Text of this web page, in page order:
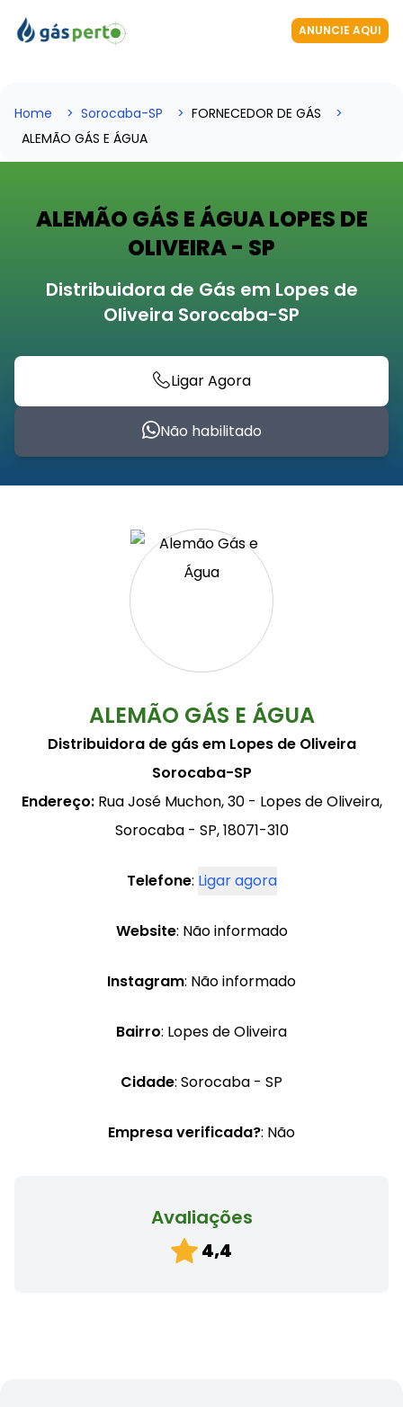
ANUNCIE AQUI
Home Sorocaba-SP
FORNECEDOR DE GÁS
ALEMÃO GÁS E ÁGUA
ALEMÃO GÁS E ÁGUA LOPES DE
OLIVEIRA - SP
Distribuidora de Gás em Lopes de
Oliveira Sorocaba-SP
Ligar Agora
Não habilitado
ALEMÃO GÁS E ÁGUA
Distribuidora de gás em Lopes de Oliveira
Sorocaba-SP
Endereço:Rua José Muchon, 30 - Lopes de Oliveira,
Sorocaba - SP, 18071-310
Telefone: Ligar agora
Website: Não informado
Instagram: Não informado
Bairro: Lopes de Oliveira
Cidade: Sorocaba - SP
Empresa verificada?: Não
Avaliações
4,4